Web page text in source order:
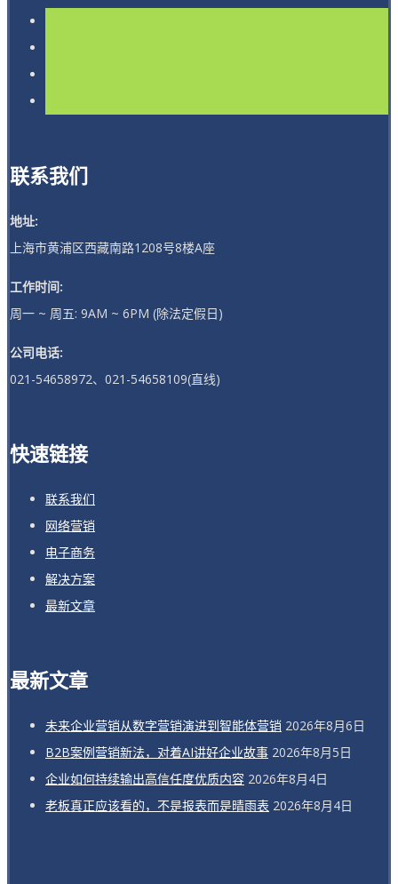
联系我们
地址:
上海市黄浦区西藏南路1208号8楼A座
工作时间:
周一 ~ 周五: 9AM ~ 6PM (除法定假日)
公司电话:
021-54658972、021-54658109(直线)
快速链接
联系我们
网络营销
电子商务
解决方案
最新文章
最新文章
未来企业营销从数字营销演进到智能体营销 2026年8月6日
B2B案例营销新法，对着AI讲好企业故事 2026年8月5日
企业如何持续输出高信任度优质内容 2026年8月4日
老板真正应该看的，不是报表而是晴雨表 2026年8月4日